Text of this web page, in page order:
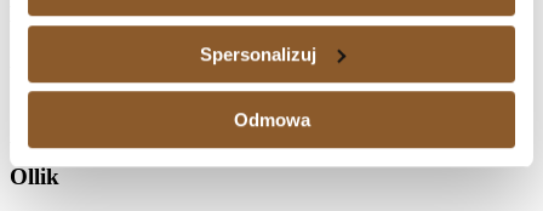
Spersonalizuj
Odmowa
Bogucka
Wiktoria
Ollik